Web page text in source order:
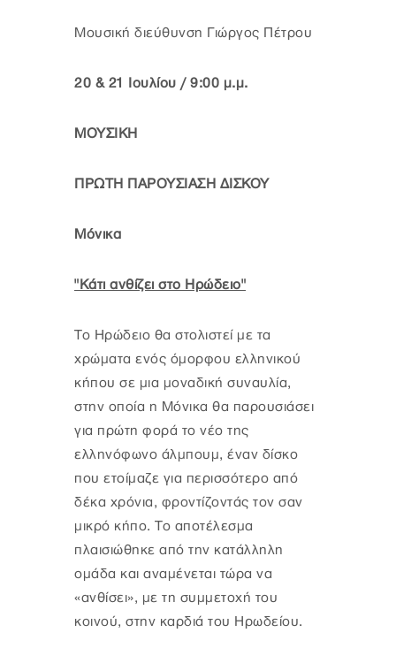
Μουσική διεύθυνση Γιώργος Πέτρου
20 & 21 Ιουλίου / 9:00 μ.μ.
ΜΟΥΣΙΚΗ
ΠΡΩΤΗ ΠΑΡΟΥΣΙΑΣΗ ΔΙΣΚΟΥ
Μόνικα
"Κάτι ανθίζει στο Ηρώδειο"
Το Ηρώδειο θα στολιστεί με τα
χρώματα ενός όμορφου ελληνικού
κήπου σε μια μοναδική συναυλία,
στην οποία η Μόνικα θα παρουσιάσει
για πρώτη φορά το νέο της
ελληνόφωνο άλμπουμ, έναν δίσκο
που ετοίμαζε για περισσότερο από
δέκα χρόνια, φροντίζοντάς τον σαν
μικρό κήπο. Το αποτέλεσμα
πλαισιώθηκε από την κατάλληλη
ομάδα και αναμένεται τώρα να
«ανθίσει», με τη συμμετοχή του
κοινού, στην καρδιά του Ηρωδείου.